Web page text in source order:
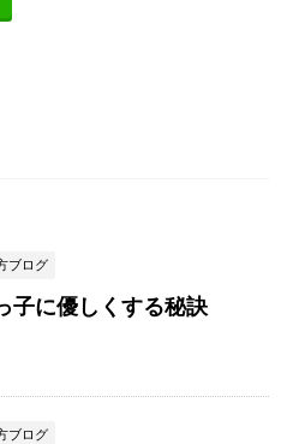
ブログ
子に優しくする秘訣
ブログ